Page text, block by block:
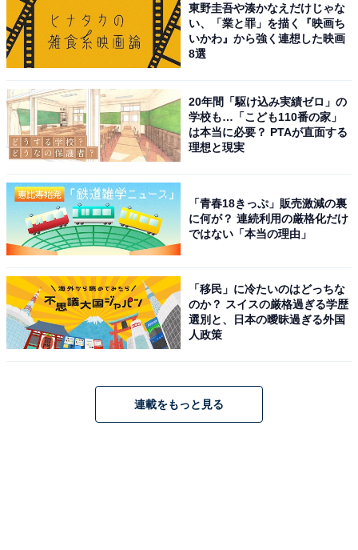
東野圭吾や湊かなえだけじゃな
い、「業と罪」を描く『映画ち
いかわ』から強く連想した映画
8選
20年間「駆け込み実績ゼロ」の
学校も…「こども110番の家」
は本当に必要？ PTAが直面する
理想と現実
「青春18きっぷ」販売激減の裏
に何が？ 連続利用の厳格化だけ
ではない「本当の理由」
「移民」に冷たいのはどっちな
のか？ スイスの厳格過ぎる学歴
選別と、日本の曖昧過ぎる外国
人政策
連載をもっと見る